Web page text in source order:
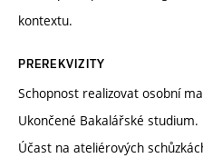
kontextu.
PREREKVIZITY
Schopnost realizovat osobní
Ukončené Bakalářské studium.
Účast na ateliérových